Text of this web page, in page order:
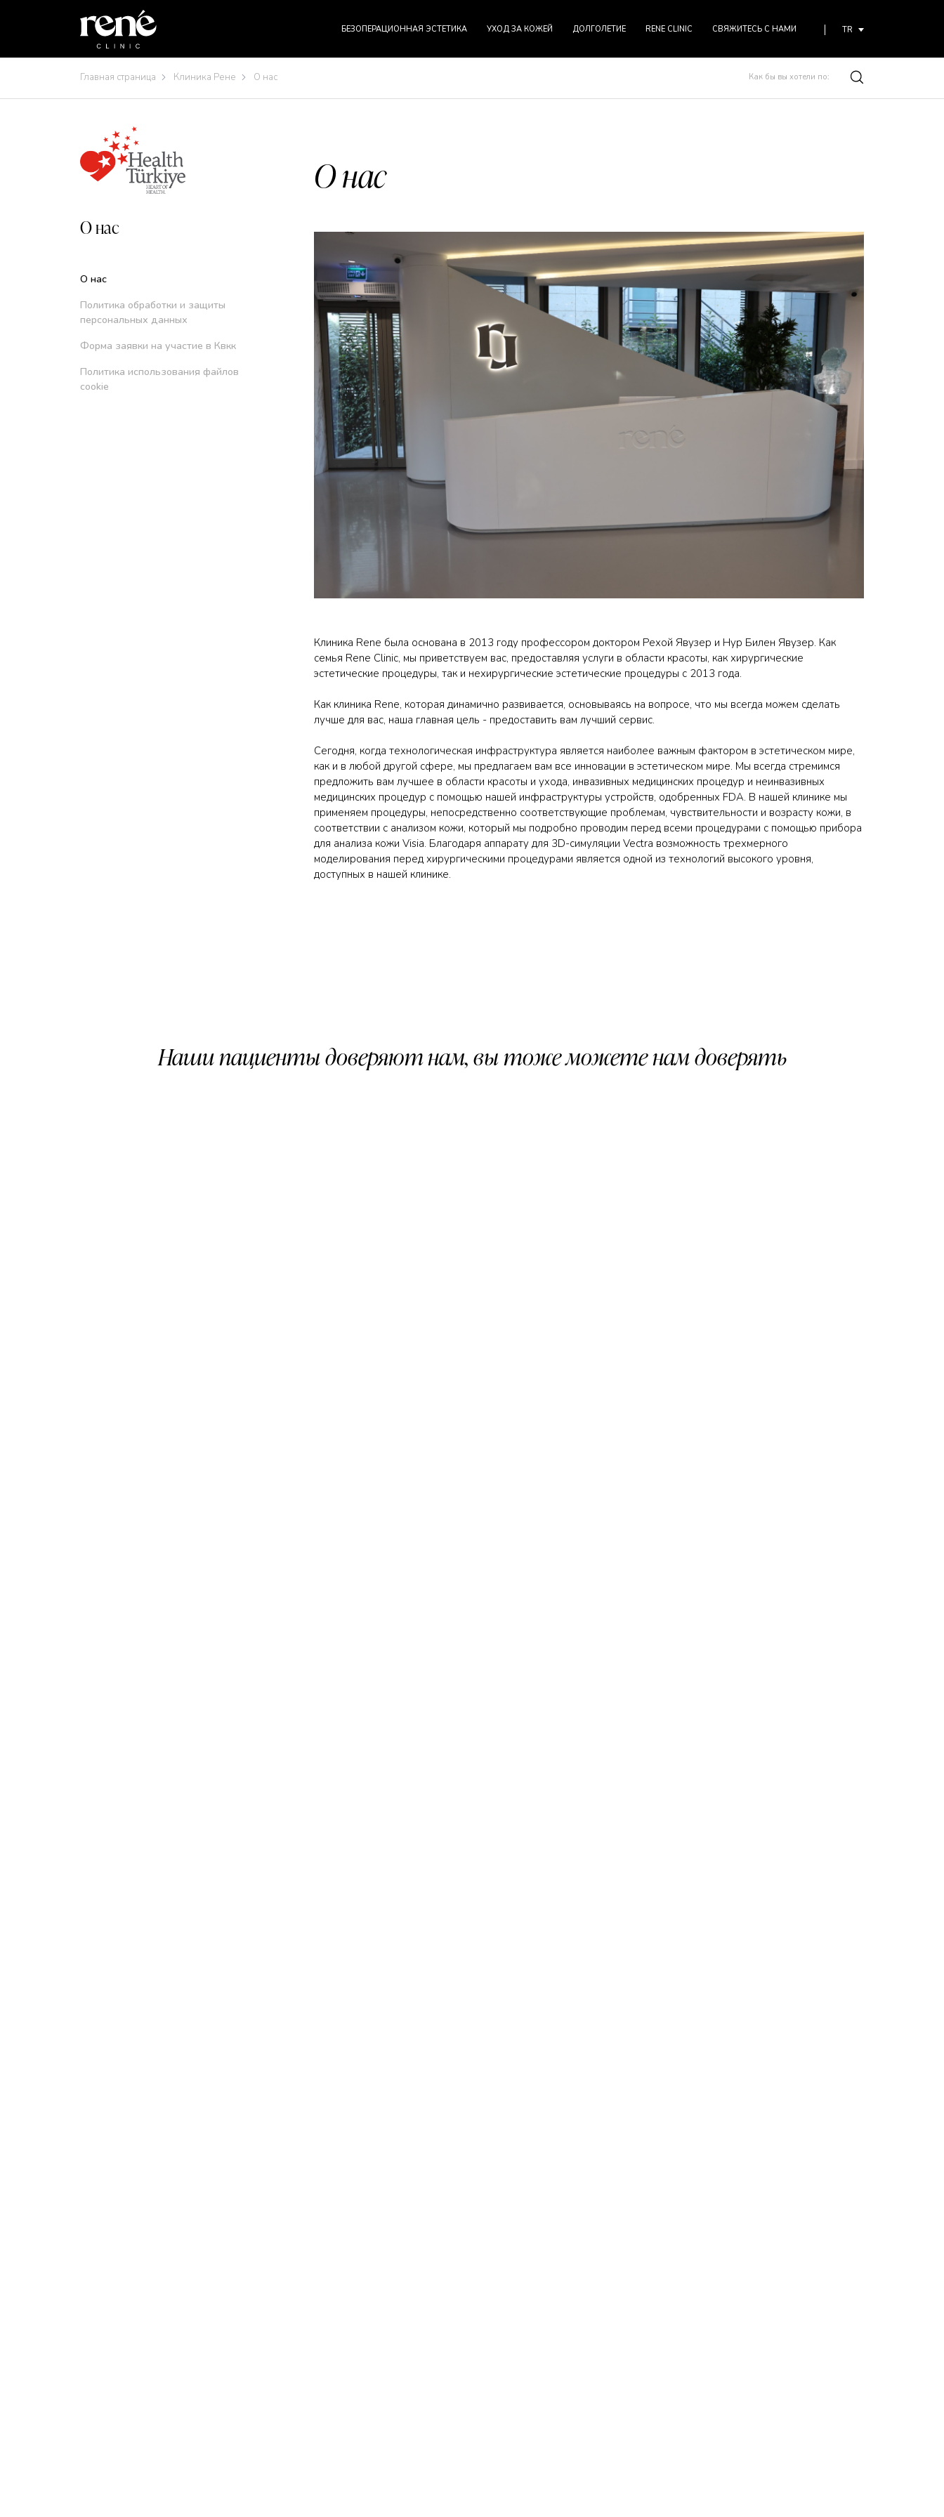
БЕЗОПЕРАЦИОННАЯ ЭСТЕТИКА УХОД ЗА КОЖЕЙ ДОЛГОЛЕТИЕ RENE CLINIC СВЯЖИТЕСЬ С НАМИ TR
Главная страница Клиника Рене О нас
О нас
О нас
Политика обработки и защиты
персональных данных
Форма заявки на участие в Квкк
Политика использования файлов
cookie
О нас
Клиника Rene была основана в 2013 году профессором доктором Рехой Явузер и Нур Билен Явузер. Как
семья Rene Clinic, мы приветствуем вас, предоставляя услуги в области красоты, как хирургические
эстетические процедуры, так и нехирургические эстетические процедуры с 2013 года.
Как клиника Rene, которая динамично развивается, основываясь на вопросе, что мы всегда можем сделать
лучше для вас, наша главная цель - предоставить вам лучший сервис.
Сегодня, когда технологическая инфраструктура является наиболее важным фактором в эстетическом мире,
как и в любой другой сфере, мы предлагаем вам все инновации в эстетическом мире. Мы всегда стремимся
предложить вам лучшее в области красоты и ухода, инвазивных медицинских процедур и неинвазивных
медицинских процедур с помощью нашей инфраструктуры устройств, одобренных FDA. В нашей клинике мы
применяем процедуры, непосредственно соответствующие проблемам, чувствительности и возрасту кожи, в
соответствии с анализом кожи, который мы подробно проводим перед всеми процедурами с помощью прибора
для анализа кожи Visia. Благодаря аппарату для 3D-симуляции Vectra возможность трехмерного
моделирования перед хирургическими процедурами является одной из технологий высокого уровня,
доступных в нашей клинике.
Наши пациенты доверяют нам, вы тоже можете нам доверять